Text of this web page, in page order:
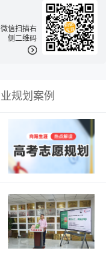
微信扫描右
侧二维码
规划案例